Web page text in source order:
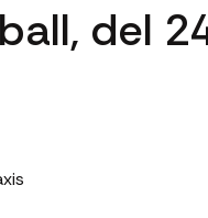
del